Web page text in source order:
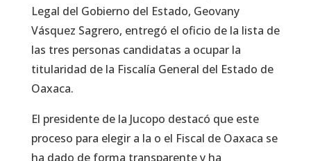
Legal del Gobierno del Estado, Geovany
Vásquez Sagrero, entregó el oficio de la lista de
las tres personas candidatas a ocupar la
titularidad de la Fiscalía General del Estado de
Oaxaca.
El presidente de la Jucopo destacó que este
proceso para elegir a la o el Fiscal de Oaxaca se
ha dado de forma transparente y ha